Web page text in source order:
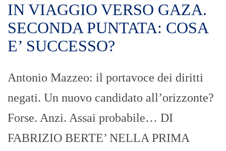
IN VIAGGIO VERSO GAZA.
SECONDA PUNTATA: COSA
E’ SUCCESSO?
Antonio Mazzeo: il portavoce dei diritti
negati. Un nuovo candidato all’orizzonte?
Forse. Anzi. Assai probabile… DI
FABRIZIO BERTE’ NELLA PRIMA